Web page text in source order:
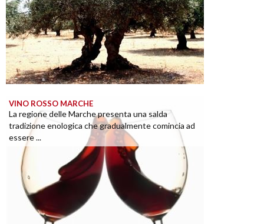
VINO ROSSO MARCHE
La regione delle Marche presenta una salda
tradizione enologica che gradualmente comincia ad
essere ...